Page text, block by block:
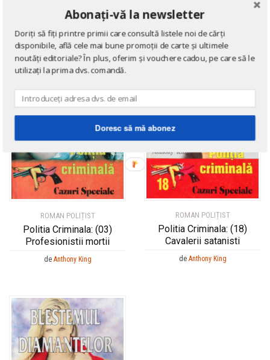
ROMAN POLIȚIST
Politia Criminala: (03)
Profesionistii mortii
16%
de Anthony King
ROMAN POLIȚIST
Politia Criminala: (18)
Cavalerii satanisti
16%
de Anthony King
Abonați-vă la newsletter
Doriți să fiți printre primii care consultă listele noi de cărți
disponibile, află cele mai bune promoții de carte și ultimele
noutăți editoriale? În plus, oferim și vouchere cadou, pe care să le
utilizați la prima dvs. comandă.
Doresc să mă abonez